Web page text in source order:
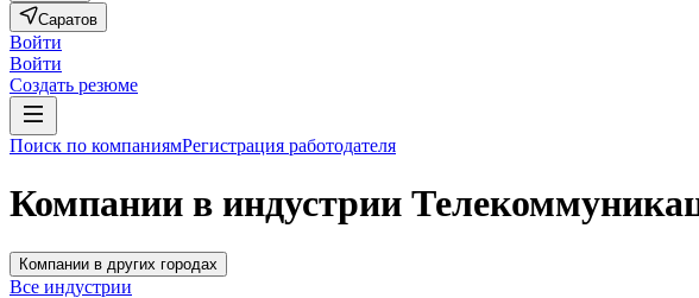
Саратов
Войти
Войти
Создать резюме
Поиск по компаниямРегистрация работодателя
Компании в индустрии
Компании в других городах
Все индустрии